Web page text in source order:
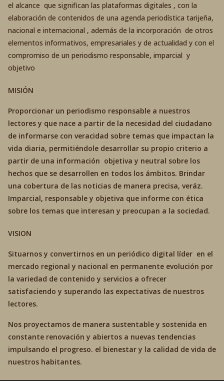
el alcance que significan las plataformas digitales , con la
elaboración de contenidos de una agenda periodística tarijeña,
nacional e internacional , además de la incorporación de otros
elementos informativos, empresariales y de actualidad y con el
compromiso de un periodismo responsable, imparcial y
objetivo
MISIÓN
Proporcionar un periodismo responsable a nuestros
lectores y que nace a partir de la necesidad del ciudadano
de informarse con veracidad sobre temas que impactan la
vida diaria, permitiéndole desarrollar su propio criterio a
partir de una información objetiva y neutral sobre los
hechos que se desarrollen en todos los ámbitos. Brindar
una cobertura de las noticias de manera precisa, veráz.
Imparcial, responsable y objetiva que informe con ética
sobre los temas que interesan y preocupan a la sociedad.
VISION
Situarnos y convertirnos en un periódico digital líder en el
mercado regional y nacional en permanente evolución por
la variedad de contenido y servicios a ofrecer
satisfaciendo y superando las expectativas de nuestros
lectores.
Nos proyectamos de manera sustentable y sostenida en
constante renovación y abiertos a nuevas tendencias
impulsando el progreso. el bienestar y la calidad de vida de
nuestros habitantes.